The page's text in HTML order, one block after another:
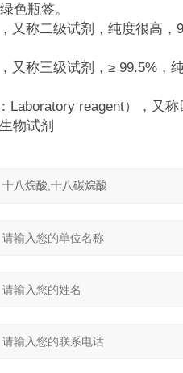
色瓶签。
又称二级试剂，纯度很高
又称三级试剂，≥ 99.5%
Laboratory reagent），又称
物试剂